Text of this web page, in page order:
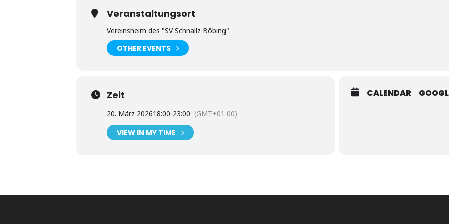
Veranstaltungsort
Vereinsheim des "SV Schnallz Böbing"
OTHER EVENTS
Zeit
20. März 202618:00-23:00 (GMT+01:00)
VIEW IN MY TIME
CALENDAR